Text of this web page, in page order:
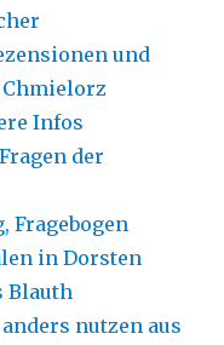
und
Infos
der
Fragebogen
in Dorsten
Blauth
nutzen aus